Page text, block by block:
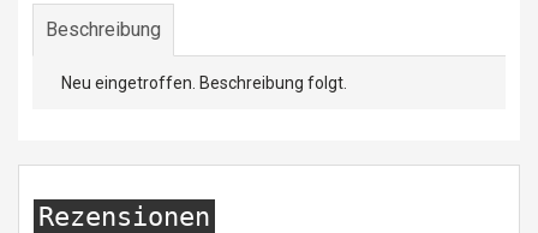
Beschreibung
Neu eingetroffen. Beschreibung folgt.
Rezensionen